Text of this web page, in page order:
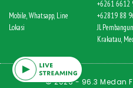
+6261 6612
Mobile, Whatsapp, Line
+62819 88
Lokasi
Jl.
Krakatau,
© 2026 - 96.3 Medan